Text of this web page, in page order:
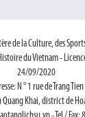
de la Culture, des
du Vietnam -
24/09/2020
N ° 1 rue de Trang Tien
Quang Khai, district de